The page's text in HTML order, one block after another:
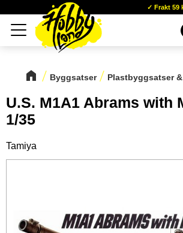
Meny
Frakt 59
Byggsatser Plastbyggsatser
U.S. M1A1 Abrams with
1/35
Tamiya